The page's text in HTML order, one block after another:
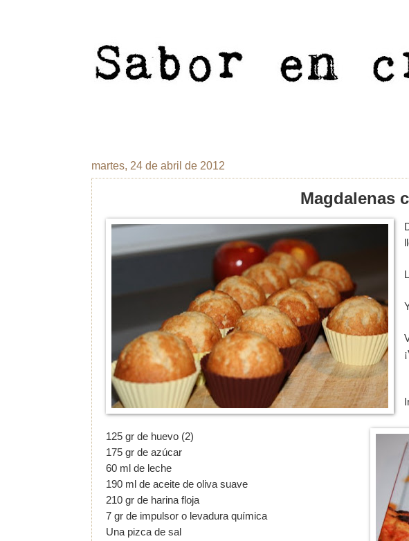
martes, 24 de abril de 2012
Magdalenas
125 gr de huevo (2)
175 gr de azúcar
60 ml de leche
190 ml de aceite de oliva suave
210 gr de harina floja
7 gr de impulsor o levadura química
Una pizca de sal